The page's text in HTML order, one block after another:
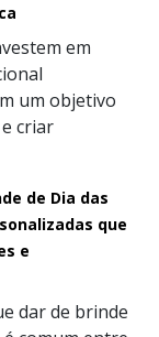
em
um objetivo
criar
de Dia das
que
e
dar de brinde